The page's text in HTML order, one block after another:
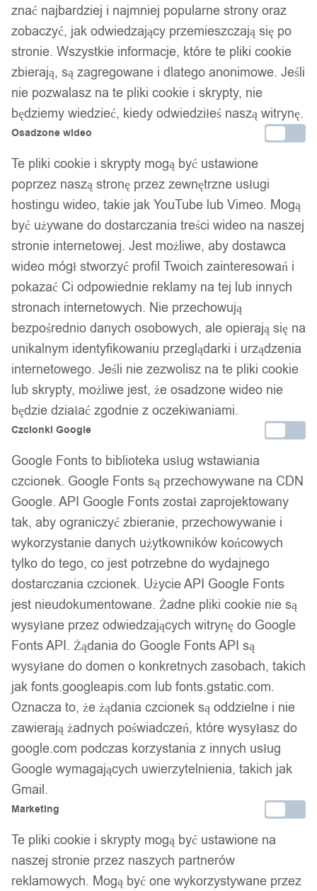
/ 7
Piżama damska prezent na
walentynki dla dziewczyny
pluszowa zimowe wzory s
134,99
zł
Darmowa dostawa od 90 zł
Dostawa w 24h
Zamówienia złożone do 14:00 wysyłamy tego samego dnia.
Dostawa w 24h
Zamówienia złożone do 14:00 wysyłamy tego samego dnia.
Kod produktu:P54_S
Niedostępny
Brak w magazynie
Zamówienia złożone do 14:00 w dni robocze wysyłamy tego
samego dnia.
Bezpieczne płatności
14 dni na zwrot
znać najbardziej i najmniej popularne strony oraz
zobaczyć, jak odwiedzający przemieszczają się po
stronie. Wszystkie informacje, które te pliki cookie
zbierają, są zagregowane i dlatego anonimowe. Jeśli
nie pozwalasz na te pliki cookie i skrypty, nie
będziemy wiedzieć, kiedy odwiedziłeś naszą witrynę.
Osadzone wideo
Te pliki cookie i skrypty mogą być ustawione
poprzez naszą stronę przez zewnętrzne usługi
hostingu wideo, takie jak YouTube lub Vimeo. Mogą
być używane do dostarczania treści wideo na naszej
stronie internetowej. Jest możliwe, aby dostawca
wideo mógł stworzyć profil Twoich zainteresowań i
pokazać Ci odpowiednie reklamy na tej lub innych
stronach internetowych. Nie przechowują
bezpośrednio danych osobowych, ale opierają się na
unikalnym identyfikowaniu przeglądarki i urządzenia
internetowego. Jeśli nie zezwolisz na te pliki cookie
lub skrypty, możliwe jest, że osadzone wideo nie
będzie działać zgodnie z oczekiwaniami.
Czcionki Google
Google Fonts to biblioteka usług wstawiania
czcionek. Google Fonts są przechowywane na CDN
Google. API Google Fonts został zaprojektowany
tak, aby ograniczyć zbieranie, przechowywanie i
wykorzystanie danych użytkowników końcowych
tylko do tego, co jest potrzebne do wydajnego
dostarczania czcionek. Użycie API Google Fonts
jest nieudokumentowane. Żadne pliki cookie nie są
wysyłane przez odwiedzających witrynę do Google
Fonts API. Żądania do Google Fonts API są
wysyłane do domen o konkretnych zasobach, takich
jak fonts.googleapis.com lub fonts.gstatic.com.
Oznacza to, że żądania czcionek są oddzielne i nie
zawierają żadnych poświadczeń, które wysyłasz do
google.com podczas korzystania z innych usług
Google wymagających uwierzytelnienia, takich jak
Gmail.
Marketing
Te pliki cookie i skrypty mogą być ustawione na
naszej stronie przez naszych partnerów
reklamowych. Mogą być one wykorzystywane przez